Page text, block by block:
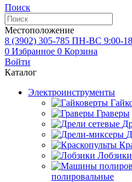
Поиск
Местоположение
8 (3902) 305-785 ПН-ВС 9:00-
0 Избранное 0 Корзина
Войти
Каталог
Электроинструменты
Граверы
Лобзики
полировальные